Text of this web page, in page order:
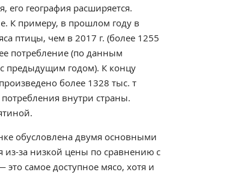
его география расширяется.
К примеру, в прошлом году в
птицы, чем в 2017 г. (более 1255
потребление (по данным
предыдущим годом). К концу
более 1328 тыс. т
внутри страны.
обусловлена двумя основными
из-за низкой цены по сравнению с
это самое доступное мясо, хотя и